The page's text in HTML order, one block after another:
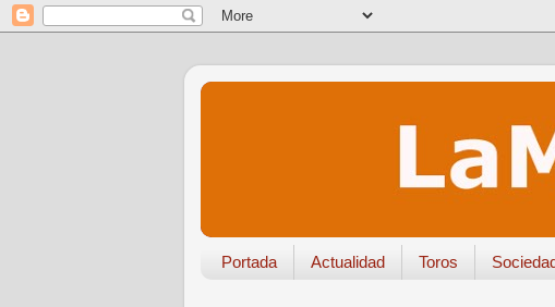
Portada Actualidad Toros